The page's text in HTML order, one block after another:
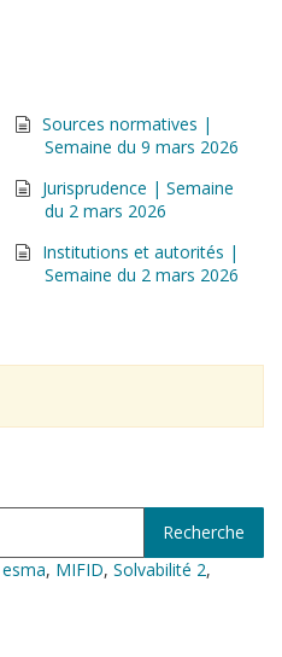
Sources normatives |
Semaine du 9 mars 2026
Jurisprudence | Semaine
du 2 mars 2026
Institutions et autorités |
Semaine du 2 mars 2026
esma, MIFID, Solvabilité 2,